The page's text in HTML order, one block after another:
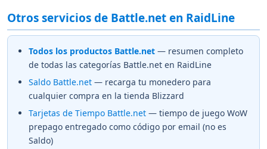
Otros servicios de Battle.net en RaidLine
Todos los productos Battle.net — resumen completo
de todas las categorías Battle.net en RaidLine
Saldo Battle.net — recarga tu monedero para
cualquier compra en la tienda Blizzard
Tarjetas de Tiempo Battle.net — tiempo de juego WoW
prepago entregado como código por email (no es
Saldo)